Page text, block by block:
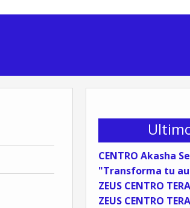
ZEUS CENTRO
ZEUS CENTRO